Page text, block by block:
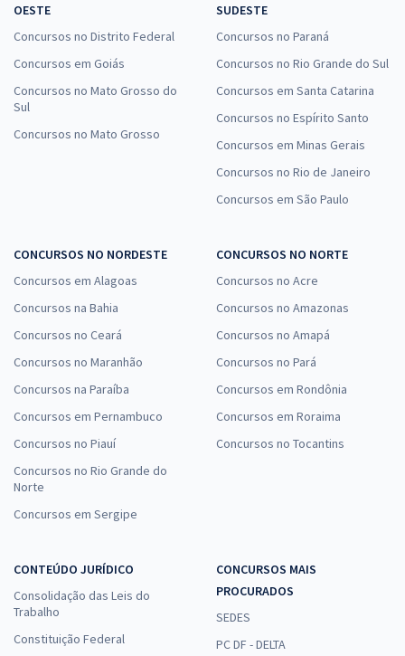
OESTE
Concursos no Distrito Federal
Concursos em Goiás
Concursos no Mato Grosso do
Sul
Concursos no Mato Grosso
SUDESTE
Concursos no Paraná
Concursos no Rio Grande do Sul
Concursos em Santa Catarina
Concursos no Espírito Santo
Concursos em Minas Gerais
Concursos no Rio de Janeiro
Concursos em São Paulo
CONCURSOS NO NORDESTE
Concursos em Alagoas
Concursos na Bahia
Concursos no Ceará
Concursos no Maranhão
Concursos na Paraíba
Concursos em Pernambuco
Concursos no Piauí
Concursos no Rio Grande do
Norte
Concursos em Sergipe
CONCURSOS NO NORTE
Concursos no Acre
Concursos no Amazonas
Concursos no Amapá
Concursos no Pará
Concursos em Rondônia
Concursos em Roraima
Concursos no Tocantins
CONTEÚDO JURÍDICO
Consolidação das Leis do
Trabalho
Constituição Federal
CONCURSOS MAIS
PROCURADOS
SEDES
PC DF - DELTA